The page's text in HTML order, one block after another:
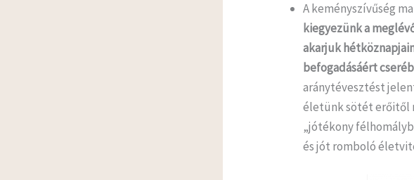
A keményszívűség
kiegyezünk a
akarjuk
befogadásáért
aránytévesztést
életünk sötét erőitől
„jótékony
és jót romboló